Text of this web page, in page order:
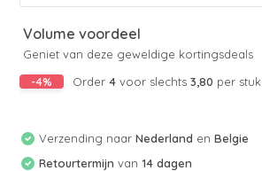
Volume voordeel
Geniet van deze geweldige kortingsdeals
-4%
Order4 voor slechts3,80 per stuk
Verzending naarNederland enBelgie
Retourtermijn van 14 dagen